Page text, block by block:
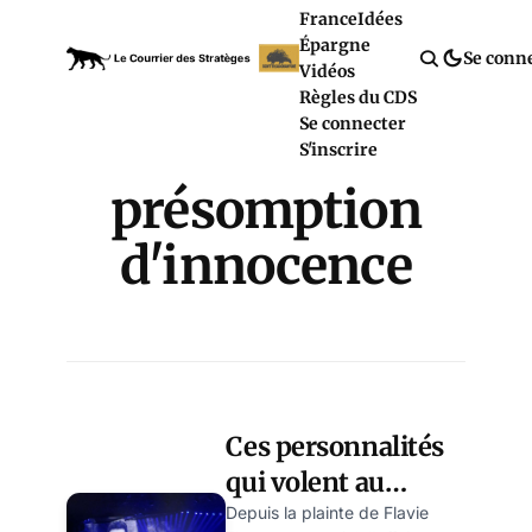
FranceIdées
Épargne
Vidéos
Règles du CDS
Se connecter
S'inscrire
Se
présomption
d'innocence
Ces personnalités
qui volent au
secours de Patrick
Depuis la plainte de Flavie